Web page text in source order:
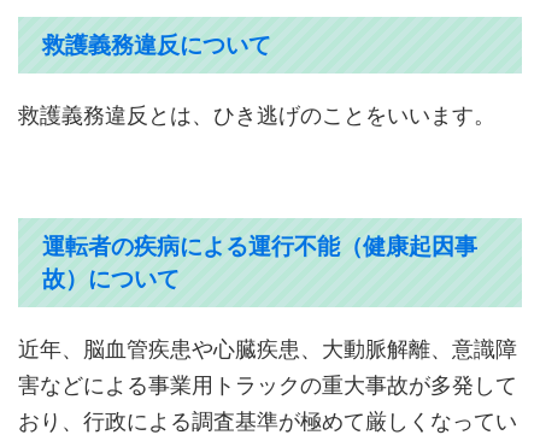
救護義務違反について
救護義務違反とは、ひき逃げのことをいいます。
運転者の疾病による運行不能（健康起因事
故）について
近年、脳血管疾患や心臓疾患、大動脈解離、意識障
害などによる事業用トラックの重大事故が多発して
おり、行政による調査基準が極めて厳しくなってい